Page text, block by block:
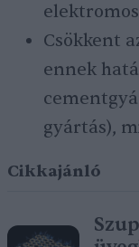
Csökkent
ennek
gyártás),
Cikkajánló